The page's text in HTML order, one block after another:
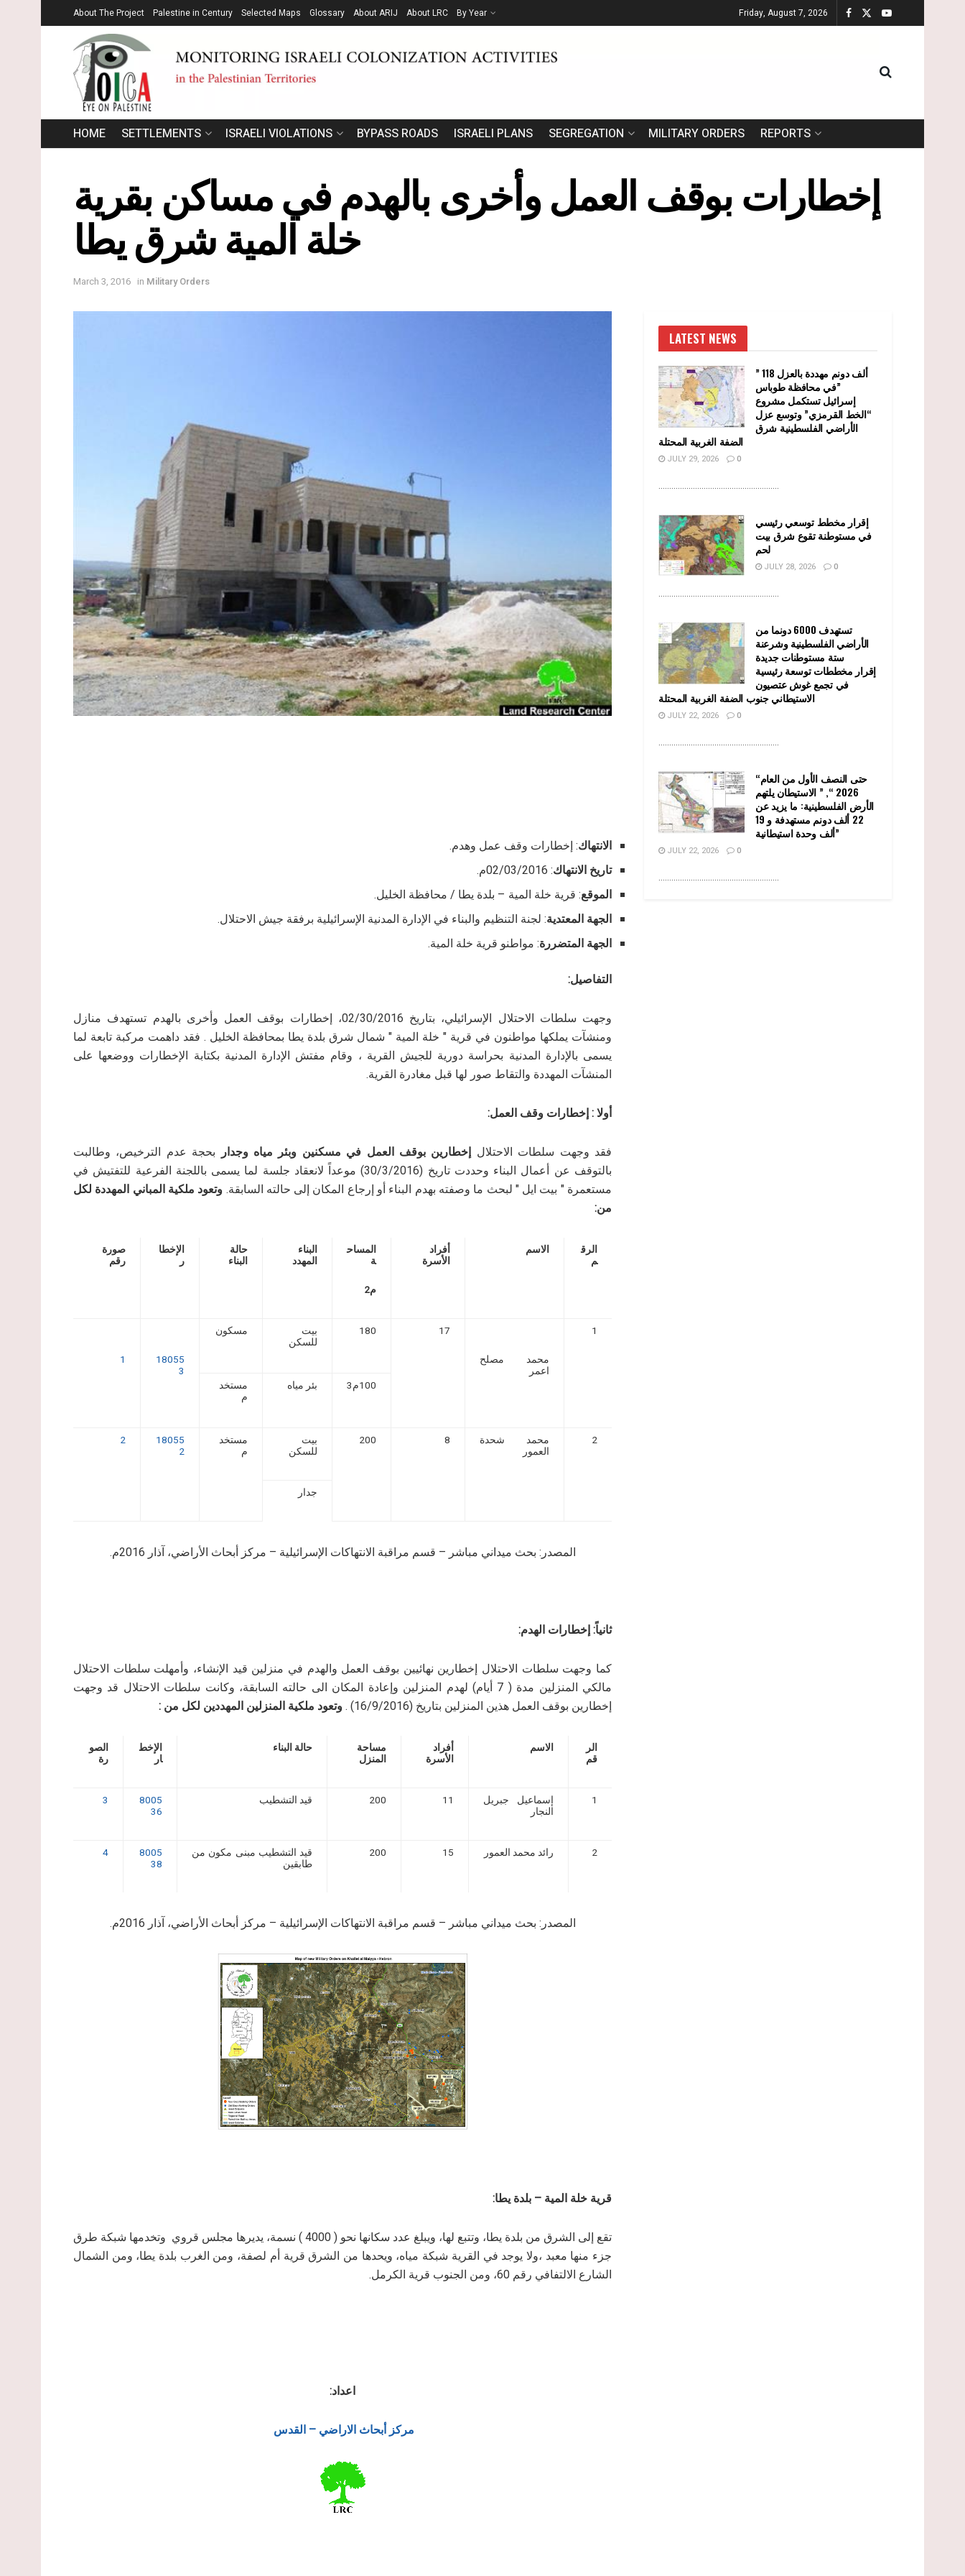
About The Project Palestine in Century Selected Maps Glossary About ARIJ About LRC By Year Friday, August 7, 2026
HOME SETTLEMENTS ISRAELI VIOLATIONS BYPASS ROADS ISRAELI PLANS SEGREGATION MILITARY ORDERS REPORTS
إخطارات بوقف العمل وأخرى بالهدم في مساكن بقرية
خلة المية شرق يطا
March 3, 2016 in Military Orders
الانتهاك: إخطارات وقف عمل وهدم.
تاريخ الانتهاك: 02/03/2016م.
الموقع: قرية خلة المية – بلدة يطا / محافظة الخليل.
الجهة المعتدية: لجنة التنظيم والبناء في الإدارة المدنية الإسرائيلية برفقة جيش الاحتلال.
الجهة المتضررة: مواطنو قرية خلة المية.
التفاصيل:
وجهت سلطات الاحتلال الإسرائيلي، بتاريخ 02/30/2016، إخطارات بوقف العمل وأخرى بالهدم تستهدف منازل
ومنشآت يملكها مواطنون في قرية " خلة المية " شمال شرق بلدة يطا بمحافظة الخليل . فقد داهمت مركبة تابعة لما
يسمى بالإدارة المدنية بحراسة دورية للجيش القرية ، وقام مفتش الإدارة المدنية بكتابة الإخطارات ووضعها على
المنشآت المهددة والتقاط صور لها قبل مغادرة القرية.
أولا : إخطارات وقف العمل:
فقد وجهت سلطات الاحتلال إخطارين بوقف العمل في مسكنين وبئر مياه وجدار
بحجة عدم الترخيص، وطالبت
بالتوقف عن أعمال البناء وحددت تاريخ (30/3/2016) موعداً لانعقاد جلسة لما يسمى باللجنة الفرعية للتفتيش في
مستعمرة " بيت ايل " لبحث ما وصفته بهدم البناء أو إرجاع المكان إلى حالته السابقة. وتعود ملكية المباني المهددة لكل
من:
الرق
م
الاسم
أفراد
الأسرة
المساح
ة
م2
البناء
المهدد
حالة
البناء
الإخطا
ر
صورة
رقم
1
محمد مصلح
اعمر
17
180
بيت
للسكن
مسكون
18055
3
1
100م3 بئر مياه
مستخد
م
2
محمد شحدة
العمور
8
200
بيت
للسكن
مستخد
م
18055
2
2
جدار
المصدر: بحث ميداني مباشر – قسم مراقبة الانتهاكات الإسرائيلية – مركز أبحاث الأراضي، آذار 2016م.
ثانياً: إخطارات الهدم:
كما وجهت سلطات الاحتلال إخطارين نهائيين بوقف العمل والهدم في منزلين قيد الإنشاء، وأمهلت سلطات الاحتلال
مالكي المنزلين مدة ( 7 أيام) لهدم المنزلين وإعادة المكان الى حالته السابقة، وكانت سلطات الاحتلال قد وجهت
إخطارين بوقف العمل هذين المنزلين بتاريخ (16/9/2016) .
وتعود ملكية المنزلين المهددين لكل من :
الر
قم
الاسم
أفراد
الأسرة
مساحة
المنزل
حالة البناء
الإخط
ار
الصو
رة
1
إسماعيل جبريل
النجار
11
200 قيد التشطيب
8005
36
3
2 رائد محمد العمور 15
200
قيد التشطيب مبنى مكون من
طابقين
8005
38
4
المصدر: بحث ميداني مباشر – قسم مراقبة الانتهاكات الإسرائيلية – مركز أبحاث الأراضي، آذار 2016م.
قرية خلة المية – بلدة يطا:
تقع إلى الشرق من بلدة يطا، وتتبع لها، ويبلغ عدد سكانها نحو ( 4000 ) نسمة، يديرها مجلس قروي وتخدمها شبكة طرق
جزء منها معبد ،ولا يوجد في القرية شبكة مياه، ويحدها من الشرق قرية أم لصفة، ومن الغرب بلدة يطا، ومن الشمال
الشارع الالتفافي رقم 60، ومن الجنوب قرية الكرمل.
اعداد:
مركز أبحاث الاراضي – القدس
LATEST NEWS
” 118 ألف دونم مهددة بالعزل
في محافظة طوباس”
إسرائيل تستكمل مشروع
“الخط القرمزي” وتوسع عزل
الأراضي الفلسطينية شرق
الضفة الغربية المحتلة
JULY 29, 2026 0
........................................................
إقرار مخطط توسعي رئيسي
في مستوطنة تقوع شرق بيت
لحم
JULY 28, 2026 0
........................................................
تستهدف 6000 دونما من
الأراضي الفلسطينية وشرعنة
ستة مستوطنات جديدة
إقرار مخططات توسعة رئيسية
في تجمع غوش عتصيون
الاستيطاني جنوب الضفة الغربية المحتلة
JULY 22, 2026 0
........................................................
“حتى النصف الأول من العام
2026 “, ” الاستيطان يلتهم
الأرض الفلسطينية: ما يزيد عن
22 ألف دونم مستهدفة و 19
ألف وحدة استيطانية”
JULY 22, 2026 0
........................................................